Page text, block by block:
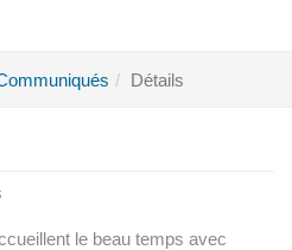
Détails
le beau temps avec